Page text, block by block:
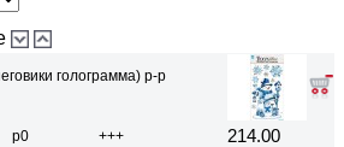
голограмма) р-р
р0 +++ 214.00